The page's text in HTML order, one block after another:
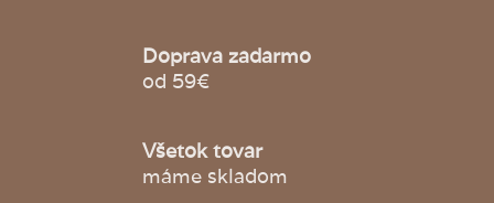
Doprava zadarmo
od 59€
Všetok tovar
máme skladom